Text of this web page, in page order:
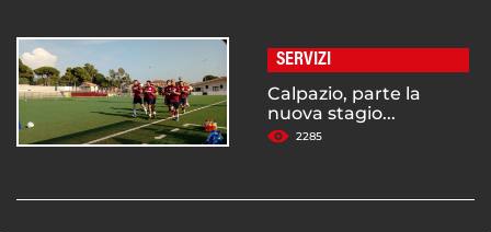
SERVIZI
Calpazio, parte la
nuova stagio...
2285